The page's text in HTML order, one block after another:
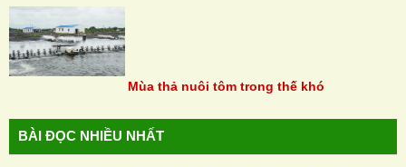
Mùa thả nuôi tôm trong thế khó
BÀI ĐỌC NHIỀU NHẤT